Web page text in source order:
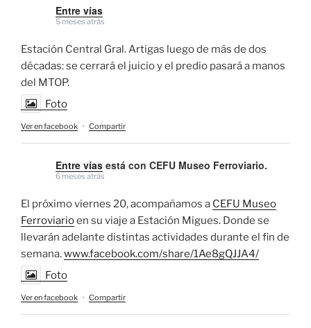
Entre vías
5 meses atrás
Estación Central Gral. Artigas luego de más de dos
décadas: se cerrará el juicio y el predio pasará a manos
del MTOP.
Foto
Ver en facebook · Compartir
Entre vías está con CEFU Museo Ferroviario.
6 meses atrás
El próximo viernes 20, acompañamos a CEFU Museo
Ferroviarioen su viaje a Estación Migues. Donde se
llevarán adelante distintas actividades durante el fin de
semana.www.facebook.com/share/1Ae8gQJJA4/
Foto
Ver en facebook · Compartir